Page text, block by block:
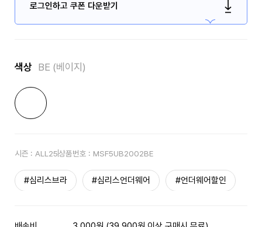
로그인하고 쿠폰 다운받기
색상 BE (베이지)
시즌 : ALL25상품번호 : MSF5UB2002BE
#심리스브라 #심리스언더웨어 #언더웨어할인